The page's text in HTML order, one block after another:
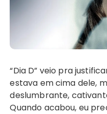
“Dia D” veio pra justificar toda a expectativa que
estava em cima dele,
deslumbrante,
Quando acabou, eu